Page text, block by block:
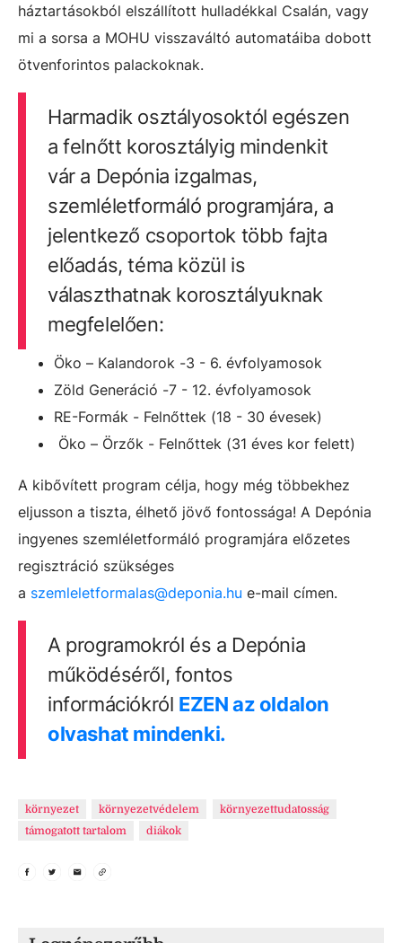
háztartásokból elszállított hulladékkal Csalán, vagy
mi a sorsa a MOHU visszaváltó automatáiba dobott
ötvenforintos palackoknak.
Harmadik osztályosoktól egészen
a felnőtt korosztályig mindenkit
vár a Depónia izgalmas,
szemléletformáló programjára, a
jelentkező csoportok több fajta
előadás, téma közül is
választhatnak korosztályuknak
megfelelően:
Öko – Kalandorok -3 - 6. évfolyamosok
Zöld Generáció -7 - 12. évfolyamosok
RE-Formák - Felnőttek (18 - 30 évesek)
Öko – Örzők - Felnőttek (31 éves kor felett)
A kibővített program célja, hogy még többekhez
eljusson a tiszta, élhető jövő fontossága! A Depónia
ingyenes szemléletformáló programjára előzetes
regisztráció szükséges
a szemleletformalas@deponia.hu e-mail címen.
A programokról és a Depónia
működéséről, fontos
információkról EZEN az oldalon
olvashat mindenki.
környezet környezetvédelem
környezettudatosság
támogatott tartalom
diákok